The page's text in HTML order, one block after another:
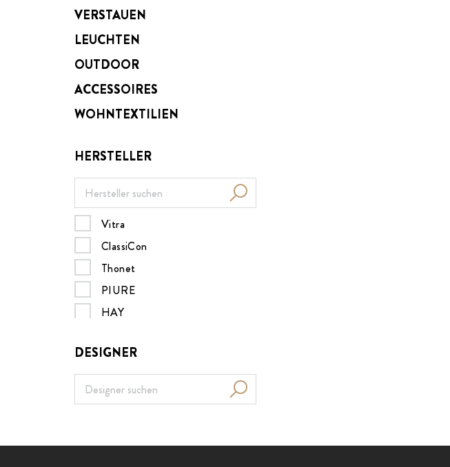
VERSTAUEN
LEUCHTEN
OUTDOOR
ACCESSOIRES
WOHNTEXTILIEN
HERSTELLER
Vitra
ClassiCon
Thonet
PIURE
HAY
MDF italia
B&B Italia
Nils Holger Moormann
Menu
DESIGNER